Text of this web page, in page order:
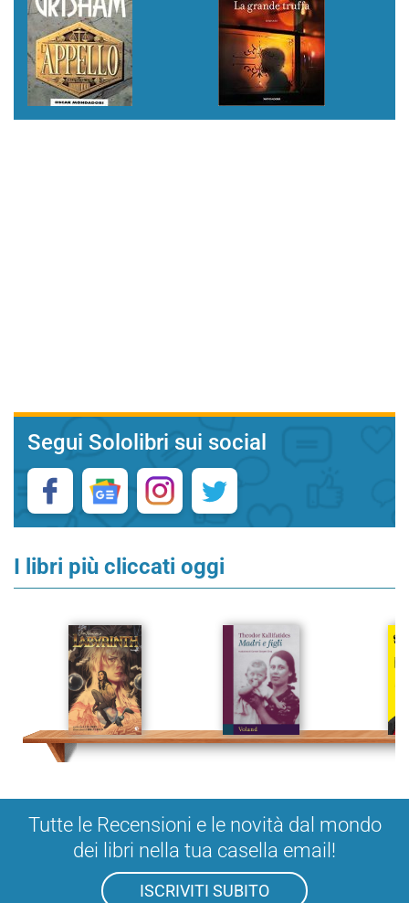
Segui Sololibri sui social
I libri più cliccati oggi
Tutte le Recensioni e le novità dal mondo
dei libri nella tua casella email!
ISCRIVITI SUBITO